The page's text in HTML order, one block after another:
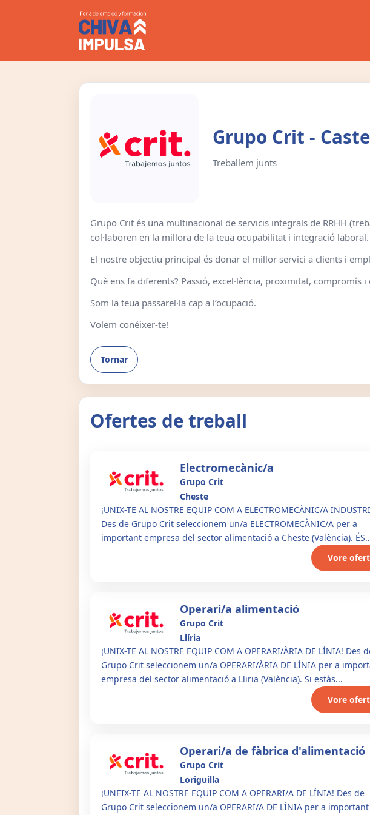
Grupo Crit -
Treballem junts
Grupo Crit és una multinacional de servicis integrals de RRHH
col·laboren en la millora de la teua ocupabilitat i integració laboral.
El nostre objectiu principal és donar el millor servici a clients i
Què ens fa diferents? Passió, excel·lència, proximitat,
Som la teua passarel·la cap a l’ocupació.
Volem conéixer-te!
Tornar
Ofertes de treball
Electromecànic/a
Grupo Crit
Cheste
¡UNIX-TE AL NOSTRE EQUIP COM A ELECTROMECÀNIC/A
Des de Grupo Crit seleccionem un/a ELECTROMECÀNIC/A per a
important empresa del sector alimentació a Cheste (València). ÉS
Vore
Operari/a alimentació
Grupo Crit
Llíria
¡UNIX-TE AL NOSTRE EQUIP COM A OPERARI/ÀRIA DE LÍNIA! Des
Grupo Crit seleccionem un/a OPERARI/ÀRIA DE LÍNIA per a
empresa del sector alimentació a Lliria (València). Si estàs...
Vore
Operari/a de fàbrica d'alimentació
Grupo Crit
Loriguilla
¡UNEIX-TE AL NOSTRE EQUIP COM A OPERARI/A DE LÍNIA! Des de
Grupo Crit seleccionem un/a OPERARI/A DE LÍNIA per a important